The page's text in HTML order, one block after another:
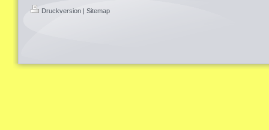
Druckversion | Sitemap